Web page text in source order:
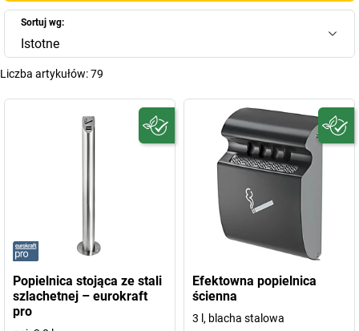
Sortuj wg:
Istotne
Liczba artykułów:79
Popielnica stojąca ze stali
szlachetnej – eurokraft
pro
Efektowna popielnica
ścienna
3 l, blacha stalowa